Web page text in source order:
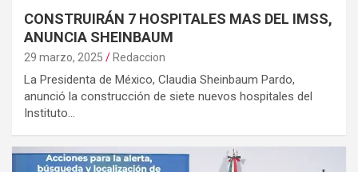
CONSTRUIRÁN 7 HOSPITALES MAS DEL IMSS,
ANUNCIA SHEINBAUM
29 marzo, 2025 Redaccion
La Presidenta de México, Claudia Sheinbaum Pardo,
anunció la construcción de siete nuevos hospitales del
Instituto…